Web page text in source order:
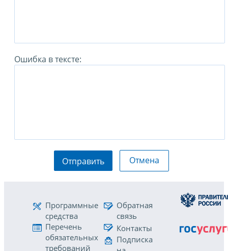
Ошибка в тексте:
Отправить Отмена
Программные
средства
Перечень
обязательных
требований
Обратная
связь
Контакты
Подписка